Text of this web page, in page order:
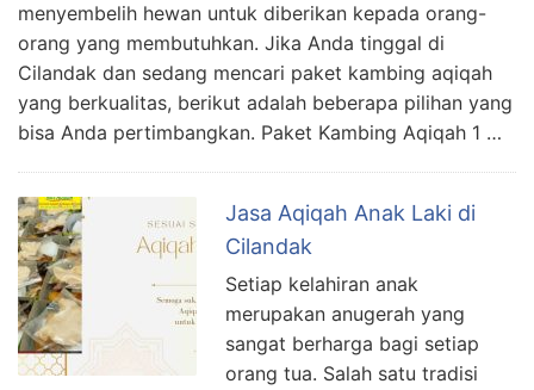
menyembelih hewan untuk diberikan kepada orang-
orang yang membutuhkan. Jika Anda tinggal di
Cilandak dan sedang mencari paket kambing aqiqah
yang berkualitas, berikut adalah beberapa pilihan yang
bisa Anda pertimbangkan. Paket Kambing Aqiqah 1 …
Jasa Aqiqah Anak Laki di
Cilandak
Setiap kelahiran anak
merupakan anugerah yang
sangat berharga bagi setiap
orang tua. Salah satu tradisi